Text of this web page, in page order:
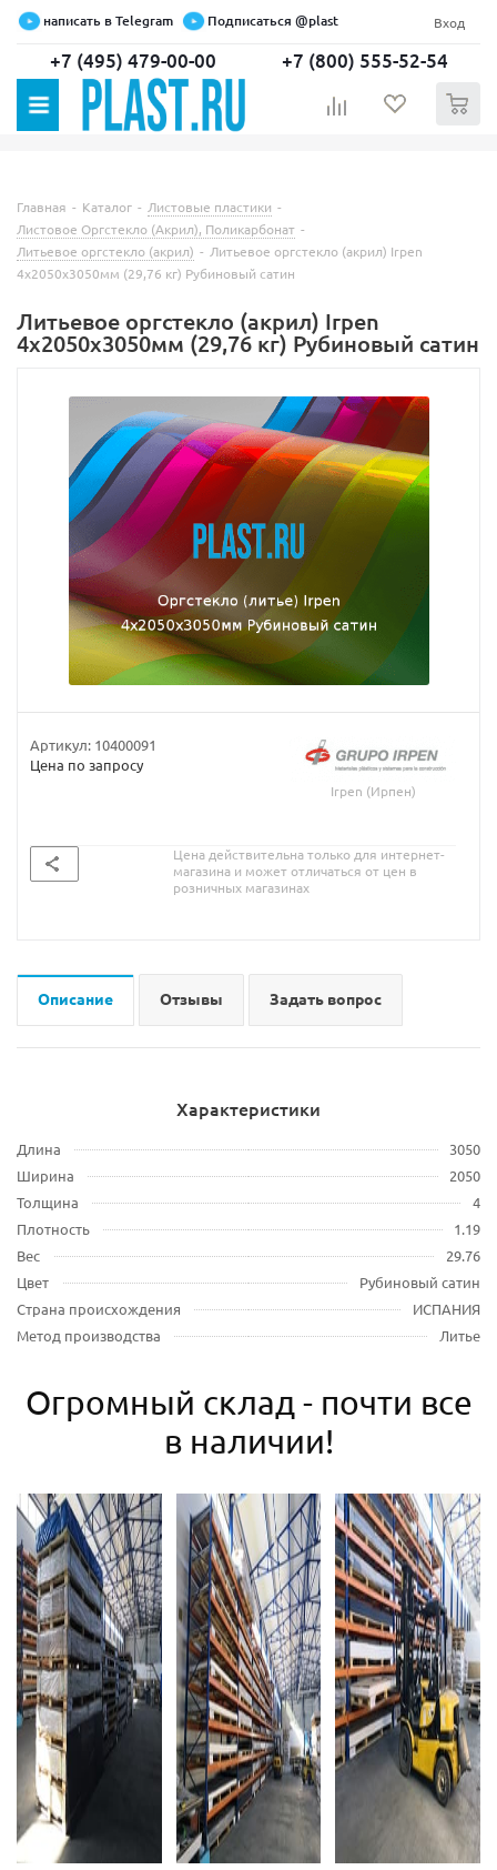
написать в Telegram Подписаться @plast Вход
+7 (495) 479-00-00 +7 (800) 555-52-54
Главная - Каталог - Листовые пластики -
Листовое Оргстекло (Акрил), Поликарбонат -
Литьевое оргстекло (акрил) - Литьевое оргстекло (акрил) Irpen
4х2050х3050мм (29,76 кг) Рубиновый сатин
Литьевое оргстекло (акрил) Irpen
4х2050х3050мм (29,76 кг) Рубиновый сатин
Артикул: 10400091
Цена по запросу
Irpen (Ирпен)
Цена действительна только для интернет-
магазина и может отличаться от цен в
розничных магазинах
Описание Отзывы Задать вопрос
Характеристики
Длина
3050
Ширина
2050
Толщина
4
Плотность
1.19
Вес
29.76
Цвет
Рубиновый сатин
Страна происхождения
ИСПАНИЯ
Метод производства
Литье
Огромный склад - почти все
в наличии!